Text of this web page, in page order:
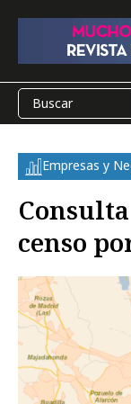
Empresas y
censo